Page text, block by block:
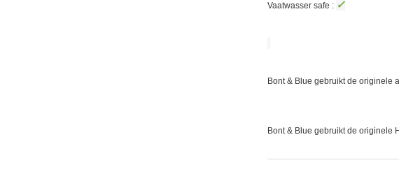
Vaatwasser safe : ✓
Bont & Blue gebruikt de originele
Bont & Blue gebruikt de originele